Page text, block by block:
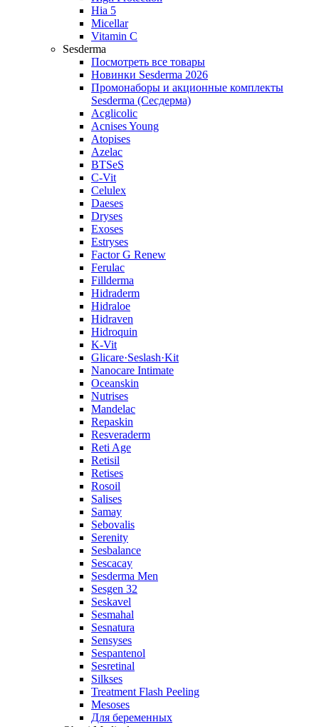
Hia 5
Micellar
Vitamin C
Sesderma
Посмотреть все товары
Новинки Sesderma 2026
Промонаборы и акционные комплекты
Sesderma (Сесдерма)
Acglicolic
Acnises Young
Atopises
Azelac
BTSeS
C‑Vit
Celulex
Daeses
Dryses
Exoses
Estryses
Factor G Renew
Ferulac
Fillderma
Hidraderm
Hidraloe
Hidraven
Hidroquin
K-Vit
Glicare·Seslash·Kit
Nanocare Intimate
Oceanskin
Nutrises
Mandelac
Repaskin
Resveraderm
Reti Age
Retisil
Retises
Rosoil
Salises
Samay
Sebovalis
Serenity
Sesbalance
Sescacay
Sesderma Men
Sesgen 32
Seskavel
Sesmahal
Sesnatura
Sensyses
Sespantenol
Sesretinal
Silkses
Treatment Flash Peeling
Mesoses
Для беременных